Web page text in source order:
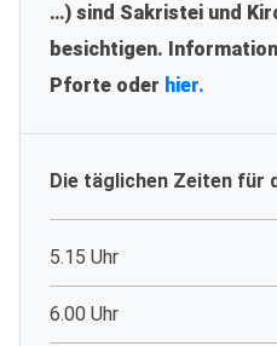
…) sind Sakristei und
besichtigen.
Pforte oder hier.
Die täglichen Zeiten für
5.15 Uhr
6.00 Uhr